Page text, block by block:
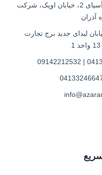
سرمایه گذاری خارجی، خیابان آسیای 2، خیابان اوپک، شرکت
آذران
لیدای جدید برج تجارت